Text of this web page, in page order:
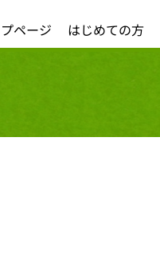
ページ はじめての方